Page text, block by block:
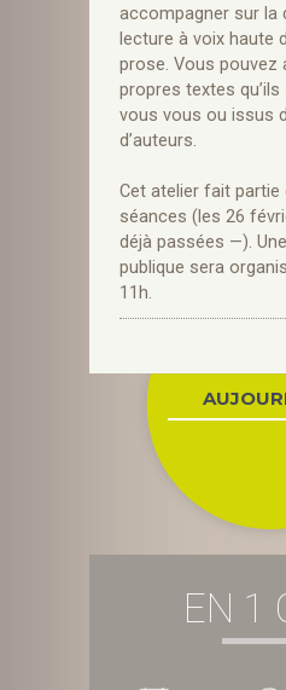
accompagner sur la
lecture à voix haute
prose. Vous pouvez
propres textes
vous vous ou issus
d’auteurs.
Cet atelier fait partie
séances (les 26
déjà passées —).
publique sera
11h.
EN 1